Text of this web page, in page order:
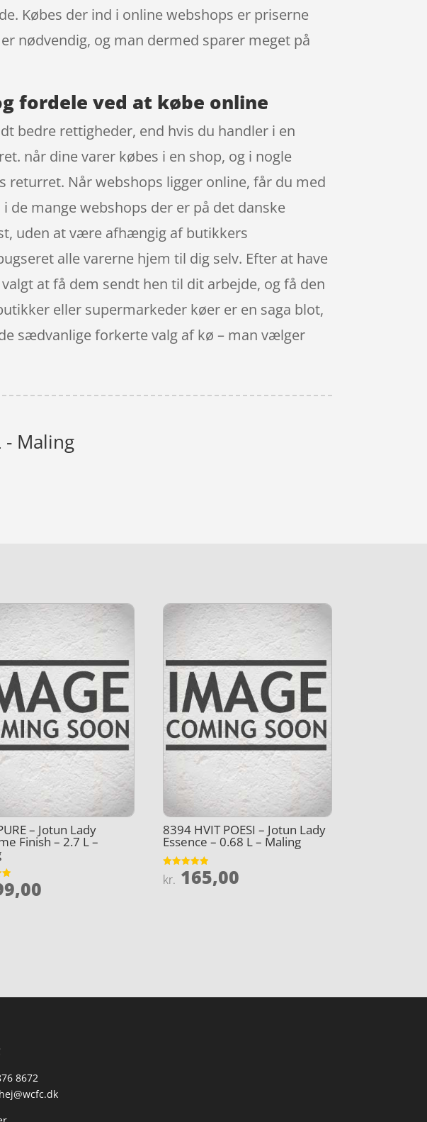
Købes der ind i online webshops er priserne
nødvendig, og man dermed sparer meget på
fordele ved at købe online
bedre rettigheder, end hvis du handler i en
når dine varer købes i en shop, og i nogle
Når webshops ligger online, får du med
de mange webshops der er på det danske
uden at være afhængig af butikkers
alle varerne hjem til dig selv. Efter at have
at få dem sendt hen til dit arbejde, og få den
eller supermarkeder køer er en saga blot,
sædvanlige forkerte valg af kø – man vælger
- Maling
– Jotun Lady
Finish – 2.7 L –
8394 HVIT POESI – Jotun Lady
Essence – 0.68 L – Maling
Vurderet
4.9
kr. 165,00
8672
hej@wcfc.dk